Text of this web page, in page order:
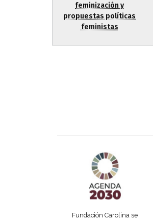
feminización y
propuestas políticas
feministas
Fundación Carolina se